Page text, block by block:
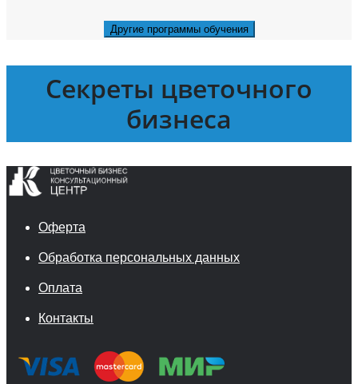
Другие программы обучения
Секреты цветочного
бизнеса
Оферта
Обработка персональных данных
Оплата
Контакты